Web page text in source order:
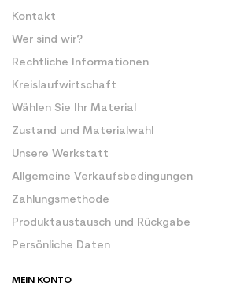
Kontakt
Wer sind wir?
Rechtliche Informationen
Kreislaufwirtschaft
Wählen Sie Ihr Material
Zustand und Materialwahl
Unsere Werkstatt
Allgemeine Verkaufsbedingungen
Zahlungsmethode
Produktaustausch und Rückgabe
Persönliche Daten
MEIN KONTO